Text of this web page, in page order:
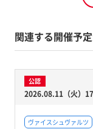
関連する開催予
公認
2026.08.11（火）
ヴァイスシュヴァルツ